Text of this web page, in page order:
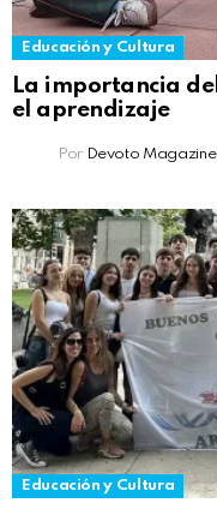
Educación y Cultura
La importancia
el aprendizaje
Por Devoto Magazine
Educación y Cultura